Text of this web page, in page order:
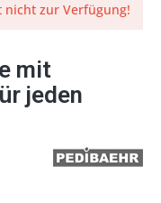
nicht zur Verfügung!
mit
jeden